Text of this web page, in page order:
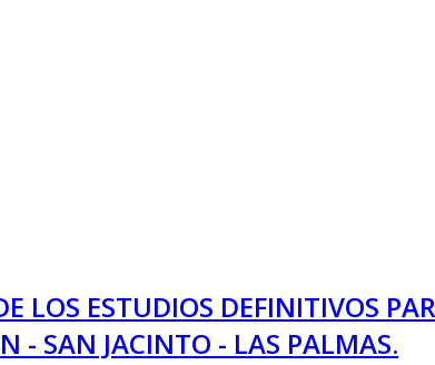
LOS ESTUDIOS DEFINITIVOS
- SAN JACINTO - LAS PALMAS.